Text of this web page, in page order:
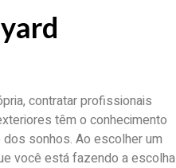
contratar profissionais
têm o conhecimento
sonhos. Ao escolher um
você está fazendo a escolha